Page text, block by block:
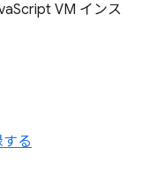
VM インス
る